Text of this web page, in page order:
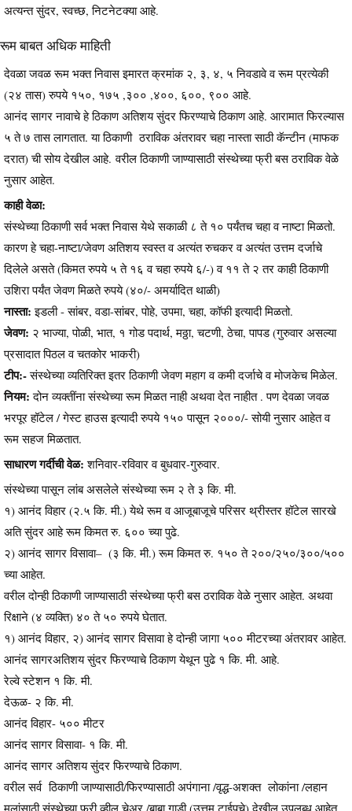
अत्यन्त सुंदर, स्वच्छ, निटनेटक्या आहे.
रूम बाबत अधिक माहिती
देवळा जवळ रूम भक्त निवास इमारत क्रमांक २, ३, ४, ५ निवडावे व रूम प्रत्येकी
(२४ तास) रुपये १५०, १७५ ,३०० ,४००, ६००, ९०० आहे.
आनंद सागर नावाचे हे ठिकाण अतिशय सुंदर फिरण्याचे ठिकाण आहे. आरामात फिरल्यास
५ ते ७ तास लागतात. या ठिकाणी ठराविक अंतरावर चहा नास्ता साठी कॅन्टीन (माफक
दरात) ची सोय देखील आहे. वरील ठिकाणी जाण्यासाठी संस्थेच्या फ्री बस ठराविक वेळे
नुसार आहेत.
काही वेळा:
संस्थेच्या ठिकाणी सर्व भक्त निवास येथे सकाळी ८ ते १० पर्यंतच चहा व नाष्टा मिळतो.
कारण हे चहा-नाष्टा/जेवण अतिशय स्वस्त व अत्यंत रुचकर व अत्यंत उत्तम दर्जाचे
दिलेले असते (किमत रुपये ५ ते १६ व चहा रुपये ६/-) व ११ ते २ तर काही ठिकाणी
उशिरा पर्यंत जेवण मिळते रुपये (४०/- अमर्यादित थाळी)
नास्ता: इडली - सांबर, वडा-सांबर, पोहे, उपमा, चहा, कॉफी इत्यादी मिळतो.
जेवण: २ भाज्या, पोळी, भात, १ गोड पदार्थ, मठ्ठा, चटणी, ठेचा, पापड (गुरुवार असल्या
प्रसादात पिठल व चतकोर भाकरी)
टीप:-संस्थेच्या व्यतिरिक्त इतर ठिकाणी जेवण महाग व कमी दर्जाचे व मोजकेच मिळेल.
नियम:दोन व्यक्तींना संस्थेच्या रूम मिळत नाही अथवा देत नाहीत . पण देवळा जवळ
भरपूर हॉटेल / गेस्ट हाउस इत्यादी रुपये १५० पासून २०००/- सोयी नुसार आहेत व
रूम सहज मिळतात.
साधारण गर्दीची वेळ:शनिवार-रविवार व बुधवार-गुरुवार.
संस्थेच्या पासून लांब असलेले संस्थेच्या रूम २ ते ३ कि. मी.
१) आनंद विहार (२.५ कि. मी.) येथे रूम व आजूबाजूचे परिसर थ्रीस्तर हॉटेल सारखे
अति सुंदर आहे रूम किमत रु. ६०० च्या पुढे.
२) आनंद सागर विसावा– (३ कि. मी.) रूम किमत रु. १५० ते २००/२५०/३००/५००
च्या आहेत.
वरील दोन्ही ठिकाणी जाण्यासाठी संस्थेच्या फ्री बस ठराविक वेळे नुसार आहेत. अथवा
रिक्षाने (४ व्यक्ति) ४० ते ५० रुपये घेतात.
१) आनंद विहार, २) आनंद सागर विसावा हे दोन्ही जागा ५०० मीटरच्या अंतरावर आहेत.
आनंद सागरअतिशय सुंदर फिरण्याचे ठिकाण येथून पुढे १ कि. मी. आहे.
रेल्वे स्टेशन १ कि. मी.
देऊळ- २ कि. मी.
आनंद विहार- ५०० मीटर
आनंद सागर विसावा- १ कि. मी.
आनंद सागर अतिशय सुंदर फिरण्याचे ठिकाण.
वरील सर्व ठिकाणी जाण्यासाठी/फिरण्यासाठी अपंगाना /वृद्ध-अशक्त लोकांना /लहान
मुलांसाठी संस्थेच्या फ्री व्हील चेअर /बाबा गाडी (उत्तम टाईपचे) देखील उपलब्ध आहेत.